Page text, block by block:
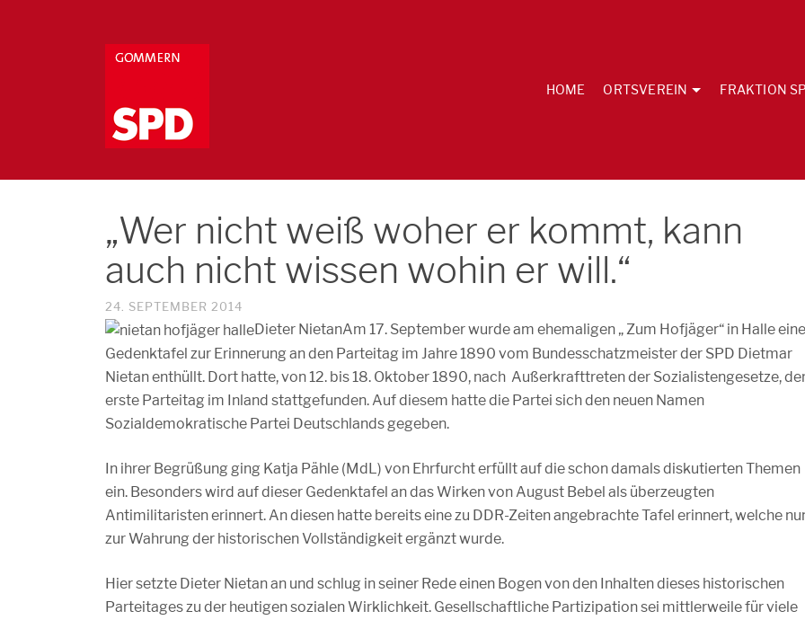
HOME ORTSVEREIN FRAKTION
„Wer nicht weiß woher er kommt, kann
auch nicht wissen wohin er will.“
24. SEPTEMBER 2014
Dieter NietanAm 17. September wurde am ehemaligen „ Zum Hofjäger“ in Halle eine
Gedenktafel zur Erinnerung an den Parteitag im Jahre 1890 vom Bundesschatzmeister der SPD Dietmar
Nietan enthüllt. Dort hatte, von 12. bis 18. Oktober 1890, nach Außerkrafttreten der Sozialistengesetze,
erste Parteitag im Inland stattgefunden. Auf diesem hatte die Partei sich den neuen Namen
Sozialdemokratische Partei Deutschlands gegeben.
In ihrer Begrüßung ging Katja Pähle (MdL) von Ehrfurcht erfüllt auf die schon damals diskutierten Themen
ein. Besonders wird auf dieser Gedenktafel an das Wirken von August Bebel als überzeugten
Antimilitaristen erinnert. An diesen hatte bereits eine zu DDR-Zeiten angebrachte Tafel erinnert, welche
zur Wahrung der historischen Vollständigkeit ergänzt wurde.
Hier setzte Dieter Nietan an und schlug in seiner Rede einen Bogen von den Inhalten dieses historischen
Parteitages zu der heutigen sozialen Wirklichkeit. Gesellschaftliche Partizipation sei mittlerweile für viele